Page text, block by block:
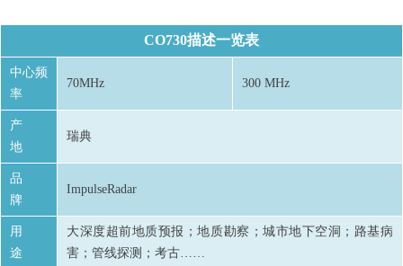
CO730描述一览表
中心频
率
70MHz 300 MHz
产
地
瑞典
品
牌
ImpulseRadar
用
途
大深度超前地质预报；地质勘察；城市地下空洞；路基病
害；管线探测；考古……